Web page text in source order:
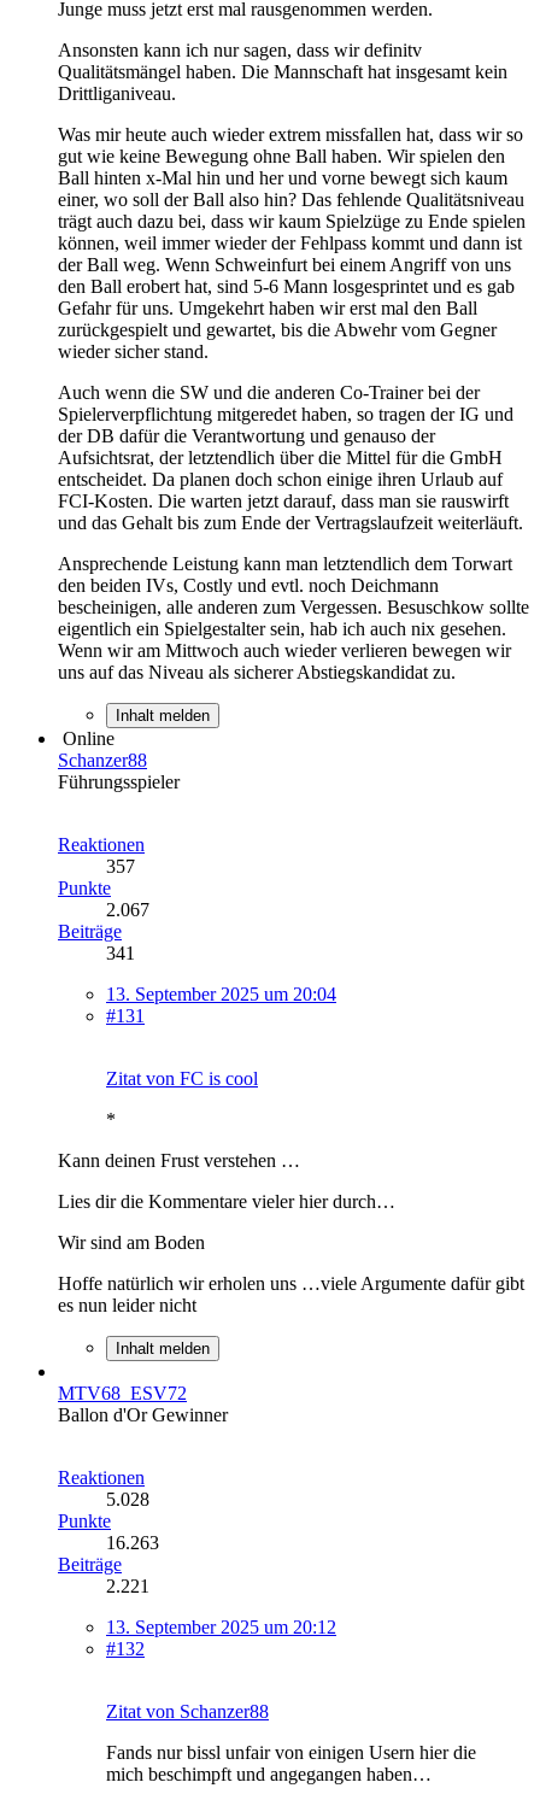
Junge muss jetzt erst mal rausgenommen werden.
Ansonsten kann ich nur sagen, dass wir definitv
Qualitätsmängel haben. Die Mannschaft hat insgesamt kein
Drittliganiveau.
Was mir heute auch wieder extrem missfallen hat, dass wir so
gut wie keine Bewegung ohne Ball haben. Wir spielen den
Ball hinten x-Mal hin und her und vorne bewegt sich kaum
einer, wo soll der Ball also hin? Das fehlende Qualitätsniveau
trägt auch dazu bei, dass wir kaum Spielzüge zu Ende spielen
können, weil immer wieder der Fehlpass kommt und dann ist
der Ball weg. Wenn Schweinfurt bei einem Angriff von uns
den Ball erobert hat, sind 5-6 Mann losgesprintet und es gab
Gefahr für uns. Umgekehrt haben wir erst mal den Ball
zurückgespielt und gewartet, bis die Abwehr vom Gegner
wieder sicher stand.
Auch wenn die SW und die anderen Co-Trainer bei der
Spielerverpflichtung mitgeredet haben, so tragen der IG und
der DB dafür die Verantwortung und genauso der
Aufsichtsrat, der letztendlich über die Mittel für die GmbH
entscheidet. Da planen doch schon einige ihren Urlaub auf
FCI-Kosten. Die warten jetzt darauf, dass man sie rauswirft
und das Gehalt bis zum Ende der Vertragslaufzeit weiterläuft.
Ansprechende Leistung kann man letztendlich dem Torwart
den beiden IVs, Costly und evtl. noch Deichmann
bescheinigen, alle anderen zum Vergessen. Besuschkow sollte
eigentlich ein Spielgestalter sein, hab ich auch nix gesehen.
Wenn wir am Mittwoch auch wieder verlieren bewegen wir
uns auf das Niveau als sicherer Abstiegskandidat zu.
Inhalt melden
Online
Schanzer88
Führungsspieler
Reaktionen
357
Punkte
2.067
Beiträge
341
13. September 2025 um 20:04
#131
Zitat von FC is cool
*
Kann deinen Frust verstehen …
Lies dir die Kommentare vieler hier durch…
Wir sind am Boden
Hoffe natürlich wir erholen uns …viele Argumente dafür gibt
es nun leider nicht
Inhalt melden
MTV68_ESV72
Ballon d'Or Gewinner
Reaktionen
5.028
Punkte
16.263
Beiträge
2.221
13. September 2025 um 20:12
#132
Zitat von Schanzer88
Fands nur bissl unfair von einigen Usern hier die
mich beschimpft und angegangen haben…